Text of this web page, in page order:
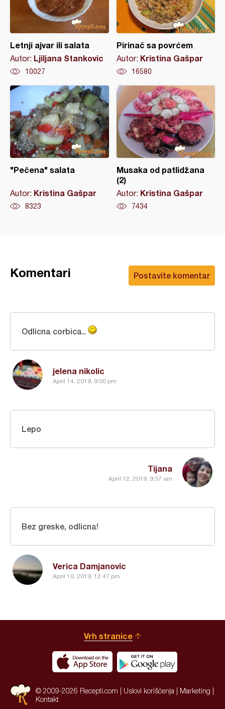
Letnji ajvar ili salata
Autor: Ljiljana Stankovic
10027
Pirinač sa povrćem
Autor: Kristina Gašpar
16580
"Pečena" salata
Autor: Kristina Gašpar
8323
Musaka od patlidžana
(2)
Autor: Kristina Gašpar
7434
Postavite komentar
Komentari
jelena nikolic
April 14, 2019, 9:00 pm
Odlicna corbica..
Tijana
April 12, 2019, 9:37 am
Lepo
Verica Damjanovic
April 10, 2019, 12:47 pm
Bez greske, odlicna!
Vrh stranice
© 2009-2026 Recepti.com | Uslovi korišćenja Marketing
Kontakt